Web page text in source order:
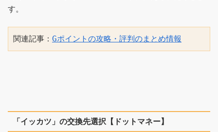
す。
関連記事： Gポイントの攻略・評判のまとめ情報
「イッカツ」の交換先選択【ドットマネー】